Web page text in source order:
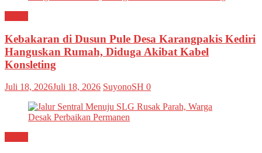
Kebakaran di Dusun Pule Desa Karangpakis Kediri
Hanguskan Rumah, Diduga Akibat Kabel
Konsleting
Juli 18, 2026Juli 18, 2026 SuyonoSH 0